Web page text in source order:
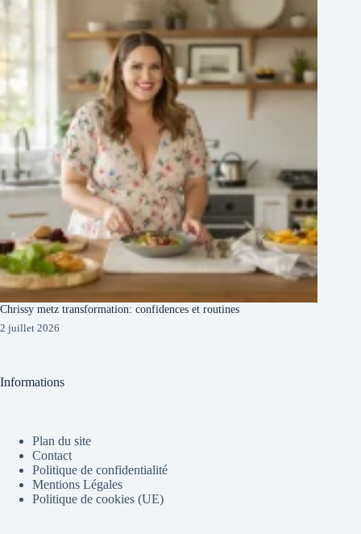
Chrissy metz transformation: confidences et routines
2 juillet 2026
Informations
Plan du site
Contact
Politique de confidentialité
Mentions Légales
Politique de cookies (UE)